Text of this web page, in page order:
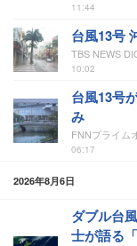
11:44
台風13号
TBS NEWS
10:02
台風13号
み
FNNプライム
06:17
2026年8月6日
ダブル台
士が語る